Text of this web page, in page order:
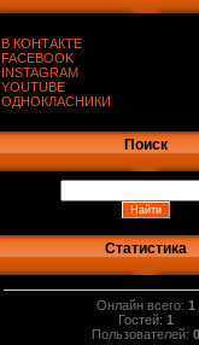
В КОНТАКТЕ
FACEBOOK
INSTAGRAM
YOUTUBE
ОДНОКЛАСНИКИ
Поиск
Статистика
Онлайн всего: 1
Гостей: 1
Пользователей: 0